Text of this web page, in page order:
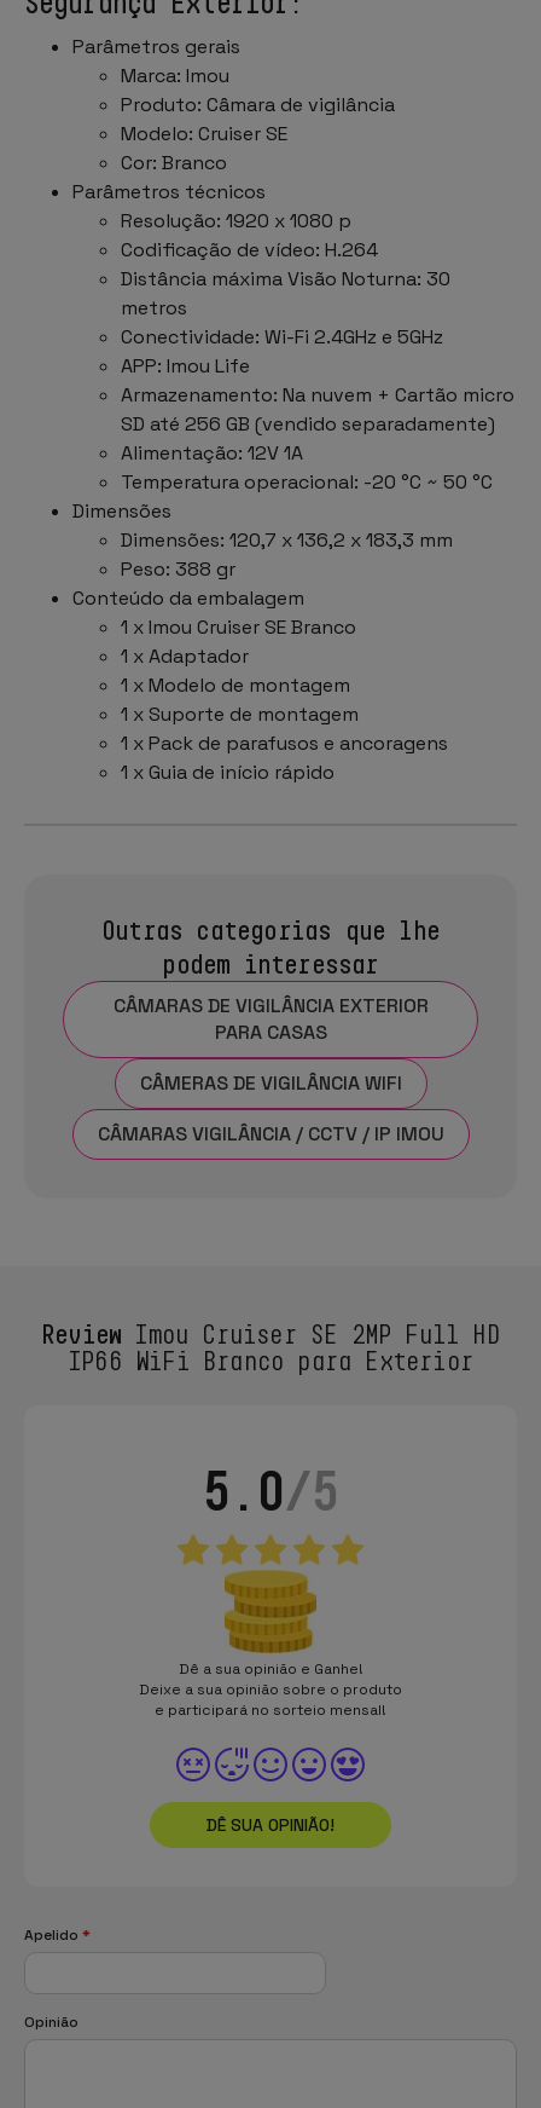
Parâmetros gerais
Marca: Imou
Produto: Câmara de vigilância
Modelo: Cruiser SE
Cor: Branco
Parâmetros técnicos
Resolução: 1920 x 1080 p
Codificação de vídeo: H.264
Distância máxima Visão Noturna: 30
metros
Conectividade: Wi-Fi 2.4GHz e 5GHz
APP: Imou Life
Armazenamento: Na nuvem + Cartão micro
SD até 256 GB (vendido separadamente)
Alimentação: 12V 1A
Temperatura operacional: -20 °C ~ 50 °C
Dimensões
Dimensões: 120,7 x 136,2 x 183,3 mm
Peso: 388 gr
Conteúdo da embalagem
1 x Imou Cruiser SE Branco
1 x Adaptador
1 x Modelo de montagem
1 x Suporte de montagem
1 x Pack de parafusos e ancoragens
1 x Guia de início rápido
Outras categorias que lhe
podem interessar
CÂMARAS DE VIGILÂNCIA EXTERIOR
PARA CASAS
CÂMERAS DE VIGILÂNCIA WIFI
CÂMARAS VIGILÂNCIA / CCTV / IP IMOU
Review Imou Cruiser SE 2MP Full HD
IP66 WiFi Branco para Exterior
5.0/5
Dê a sua opinião e Ganhe!
Deixe a sua opinião sobre o produto
e participará no sorteio mensal!
DÊ SUA OPINIÃO!
Apelido *
Opinião